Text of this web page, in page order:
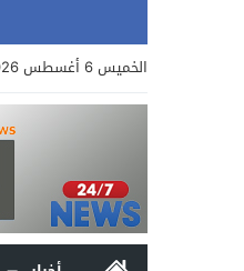
الخميس 6 أغسطس 2026 - 2:56 صباحًا